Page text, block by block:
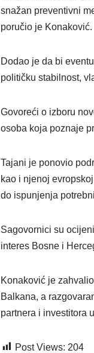
snažan preventivni
poručio je Konaković.
Dodao je da bi
političku stabilnost,
Govoreći o izboru
osoba koja poznaje
Tajani je ponovio
kao i njenoj
do ispunjenja
Sagovornici su
interes Bosne i
Konaković je
Balkana, a
partnera i investitora
Post Views: 204